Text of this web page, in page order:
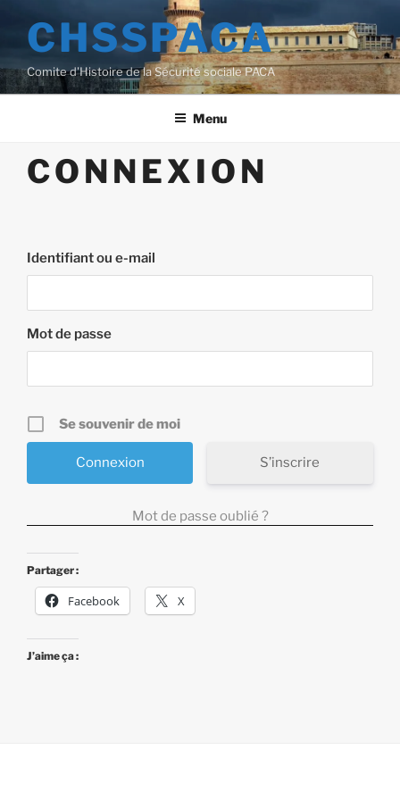
contenu
principal
CHSSPACA
Comite d'Histoire de la Sécurité sociale PACA
Menu
CONNEXION
Identifiant ou e-mail
Mot de passe
Se souvenir de moi
S’inscrire
Mot de passe oublié ?
Partager :
Facebook X
J’aime ça :